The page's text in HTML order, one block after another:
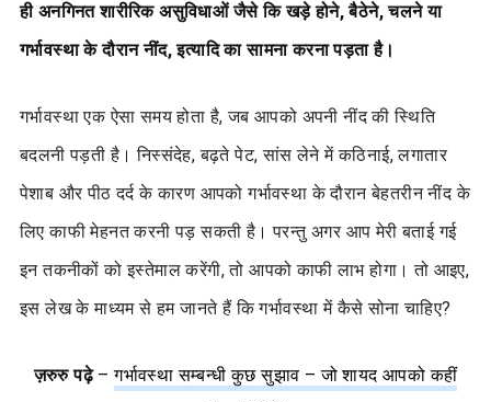
ही अनगिनत शारीरिक असुविधाओं जैसे कि खड़े होने, बैठेने, चलने या
गर्भावस्था के दौरान नींद, इत्यादि का सामना करना पड़ता है।
गर्भावस्था एक ऐसा समय होता है, जब आपको अपनी नींद की स्थिति
बदलनी पड़ती है। निस्संदेह, बढ़ते पेट, सांस लेने में कठिनाई, लगातार
पेशाब और पीठ दर्द के कारण आपको गर्भावस्था के दौरान बेहतरीन नींद के
लिए काफी मेहनत करनी पड़ सकती है। परन्तु अगर आप मेरी बताई गई
इन तकनीकों को इस्तेमाल करेंगी, तो आपको काफी लाभ होगा। तो आइए,
इस लेख के माध्यम से हम जानते हैं कि गर्भावस्था में कैसे सोना चाहिए?
ज़रुरु पढ़े–गर्भावस्था सम्बन्धी कुछ सुझाव – जो शायद आपको कहीं